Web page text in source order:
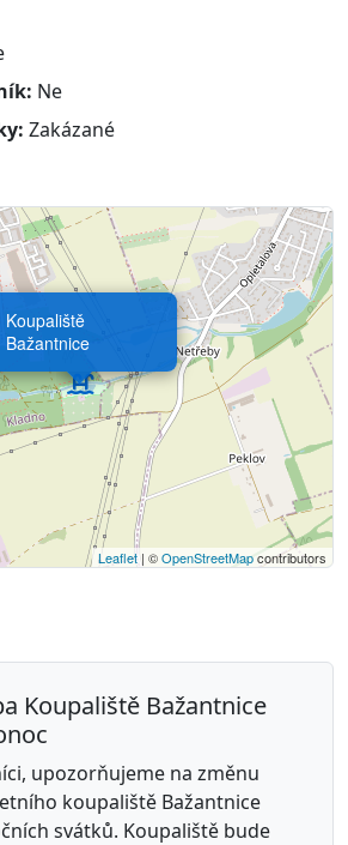
Ne
Zakázané
Koupaliště
Bažantnice
Leaflet | ©OpenStreetMapcontributors
Koupaliště Bažantnice
upozorňujeme na změnu
koupaliště Bažantnice
svátků. Koupaliště bude